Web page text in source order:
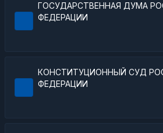
ГОСУДАРСТВЕННАЯ ДУМА
ФЕДЕРАЦИИ
КОНСТИТУЦИОННЫЙ СУД
ФЕДЕРАЦИИ